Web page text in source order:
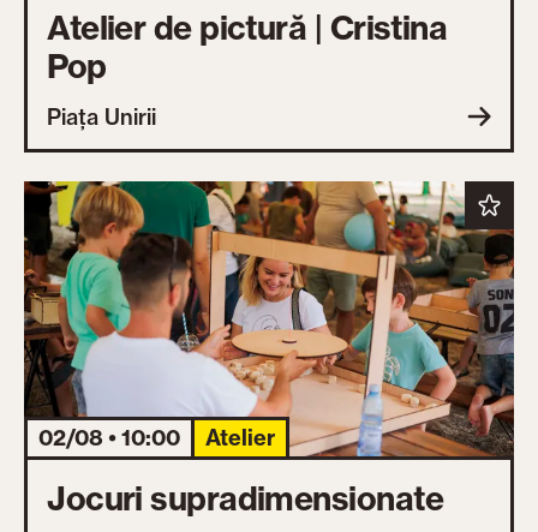
Atelier de pictură | Cristina
Pop
Piața Unirii
02/08 • 10:00 Atelier
Jocuri supradimensionate